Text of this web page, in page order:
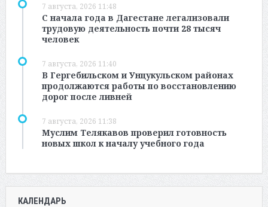
7 августа, 2026 11:48
С начала года в Дагестане легализовали
трудовую деятельность почти 28 тысяч
человек
7 августа, 2026 11:40
В Гергебильском и Унцукульском районах
продолжаются работы по восстановлению
дорог после ливней
7 августа, 2026 11:38
Муслим Телякавов проверил готовность
новых школ к началу учебного года
КАЛЕНДАРЬ